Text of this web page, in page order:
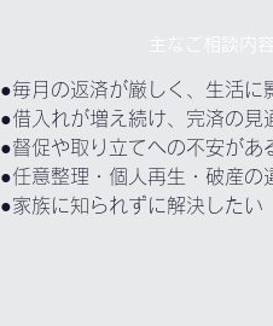
●毎月の返済が厳しく、生活に
●借入れが増え続け、完済の見
●督促や取り立てへの不安があ
●任意整理・個人再生・破産の
●家族に知られずに解決したい